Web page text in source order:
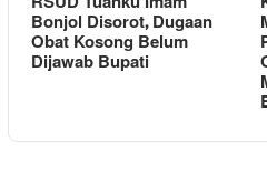
Bonjol Disorot, Dugaan
Obat Kosong Belum
Dijawab Bupati